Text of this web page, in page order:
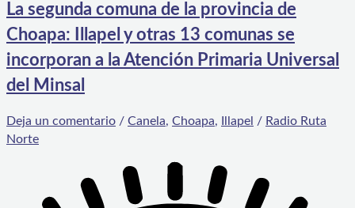
La segunda comuna de la provincia de
Choapa: Illapel y otras 13 comunas se
incorporan a la Atención Primaria Universal
del Minsal
Deja un comentario / Canela, Choapa, Illapel / Radio Ruta
Norte